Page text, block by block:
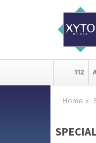
112
Home